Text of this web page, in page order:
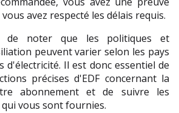
avez respecté les délais requis.
de noter que les politiques et
peuvent varier selon les pays
d'électricité. Il est donc essentiel de
précises d'EDF concernant la
abonnement et de suivre les
vous sont fournies.